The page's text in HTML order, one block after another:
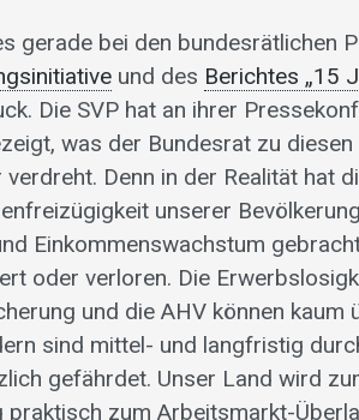
gerade bei den bundesrätlichen
und des Berichtes „15
Die SVP hat an ihrer
was der Bundesrat zu
Denn in der Realität hat
unserer
Einkommenswachstum
oder verloren. Die
und die AHV können kaum
sind mittel- und langfristig
gefährdet. Unser Land wird
praktisch zum Arbeitsmarkt-